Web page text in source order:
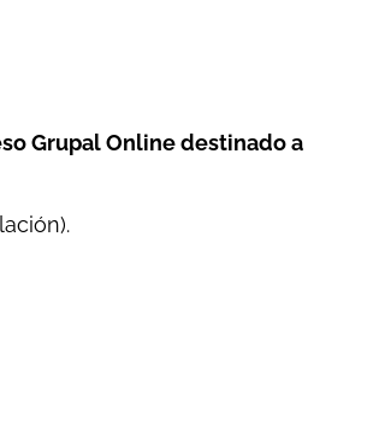
Grupal Online destinado a